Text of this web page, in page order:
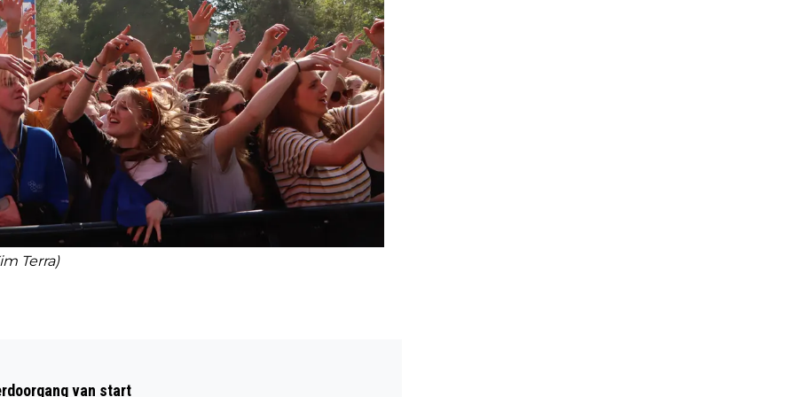
Terra)
van start